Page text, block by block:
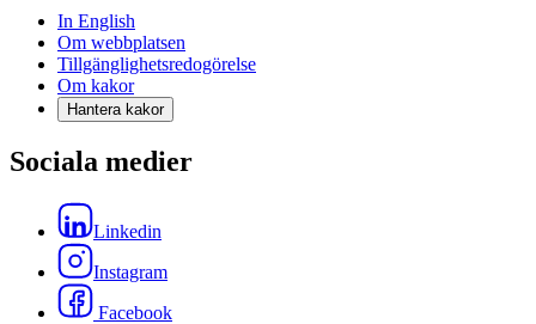
In English
Om webbplatsen
Tillgänglighetsredogörelse
Om kakor
Hantera kakor
Sociala medier
Linkedin
Instagram
Facebook